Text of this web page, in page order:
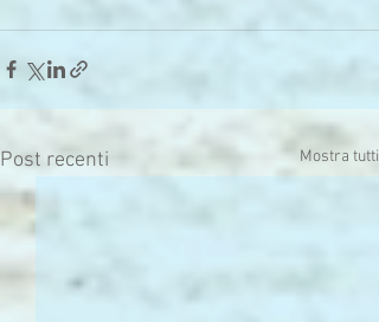
Post recenti Mostra tutti